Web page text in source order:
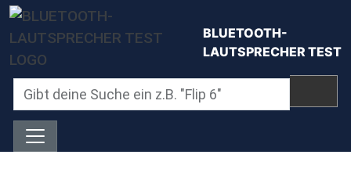
Direkt zum Inhalt
BLUETOOTH-
LAUTSPRECHER TEST